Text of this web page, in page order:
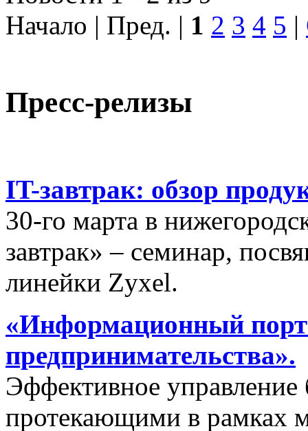
Начало | Пред. | 1 2 3 4 5 |
Пресс-релизы
IT-завтрак: обзор
30-го марта в
завтрак» – семинар,
линейки Zyxel.
«Информационный
предпринимательства».
Эффективное управление
протекающими в рамках